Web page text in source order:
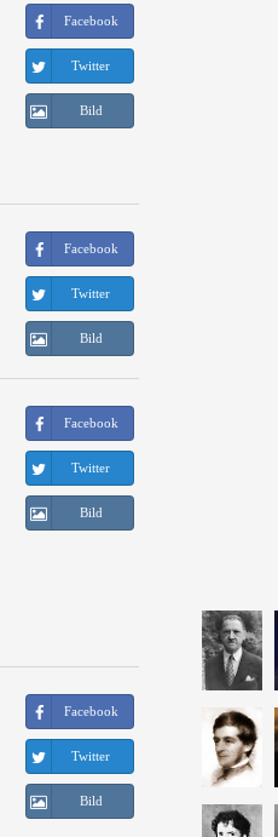
Facebook
Twitter
Bild
Facebook
Twitter
Bild
Facebook
Twitter
Bild
Facebook
Twitter
Bild